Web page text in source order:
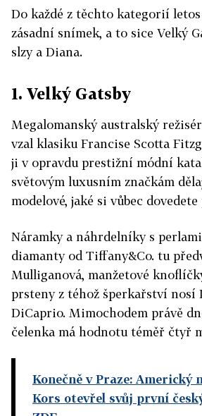
Do každé z těchto kategorií
zásadní snímek, a to sice Velký
slzy a Diana.
1. Velký Gatsby
Megalomanský australský
vzal klasiku Francise Scotta
ji v opravdu prestižní módní
světovým luxusním značkám
modelové, jaké si vůbec
Náramky a náhrdelníky s
diamanty od Tiffany&Co. tu
Mulliganová, manžetové
prsteny z téhož šperkařství nosí
DiCaprio. Mimochodem právě
čelenka má hodnotu téměř čtyř
Konečně v Praze: Americký
Kors otevřel svůj první